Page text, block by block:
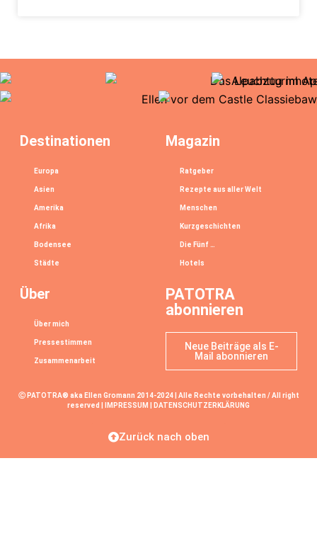
Destinationen
Europa
Asien
Amerika
Afrika
Bodensee
Städte
Magazin
Ratgeber
Rezepte aus aller Welt
Menschen
Kurzgeschichten
Die Fünf …
Hotels
Über
Über mich
Pressestimmen
Zusammenarbeit
PATOTRA
abonnieren
Neue Beiträge als E-
Mail abonnieren
Ⓒ PATOTRA® aka Ellen Gromann 2014-2024 | Alle Rechte vorbehalten / All right
reserved |
IMPRESSUM DATENSCHUTZERKLÄRUNG
Zurück nach oben